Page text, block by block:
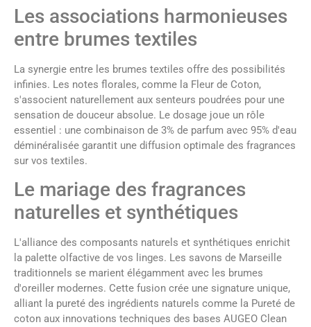
Les associations harmonieuses
entre brumes textiles
La synergie entre les brumes textiles offre des possibilités
infinies. Les notes florales, comme la Fleur de Coton,
s'associent naturellement aux senteurs poudrées pour une
sensation de douceur absolue. Le dosage joue un rôle
essentiel : une combinaison de 3% de parfum avec 95% d'eau
déminéralisée garantit une diffusion optimale des fragrances
sur vos textiles.
Le mariage des fragrances
naturelles et synthétiques
L'alliance des composants naturels et synthétiques enrichit
la palette olfactive de vos linges. Les savons de Marseille
traditionnels se marient élégamment avec les brumes
d'oreiller modernes. Cette fusion crée une signature unique,
alliant la pureté des ingrédients naturels comme la Pureté de
coton aux innovations techniques des bases AUGEO Clean